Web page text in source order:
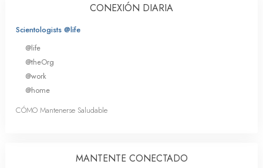
CONEXIÓN DIARIA
Scientologists @life
@life
@theOrg
@work
@home
CÓMO Mantenerse Saludable
MANTENTE CONECTADO